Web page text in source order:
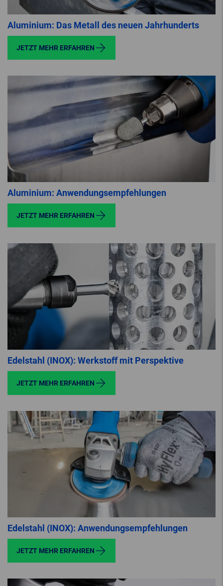
Aluminium: Das Metall des neuen Jahrhunderts
JETZT MEHR ERFAHREN
Aluminium: Anwendungsempfehlungen
JETZT MEHR ERFAHREN
Edelstahl (INOX): Werkstoff mit Perspektive
JETZT MEHR ERFAHREN
Edelstahl (INOX): Anwendungsempfehlungen
JETZT MEHR ERFAHREN